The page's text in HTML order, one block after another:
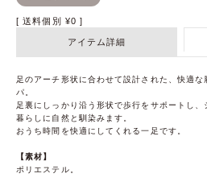
送料個別 ¥0
アイテム詳細
足のアーチ形状に合わせて設計された、快適
パ。
足裏にしっかり沿う形状で歩行をサポートし
暮らしに自然と馴染みます。
おうち時間を快適にしてくれる一足です。
【素材】
ポリエステル。